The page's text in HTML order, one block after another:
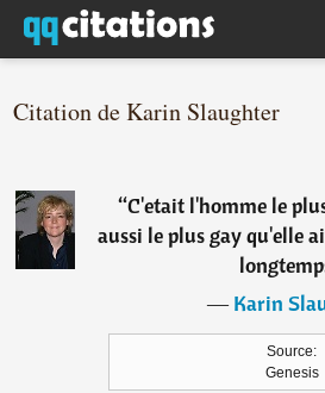
Citation de Karin Slaughter
“C'etait l'homme le
aussi le plus gay qu'elle
―Karin
Source:
Genesis